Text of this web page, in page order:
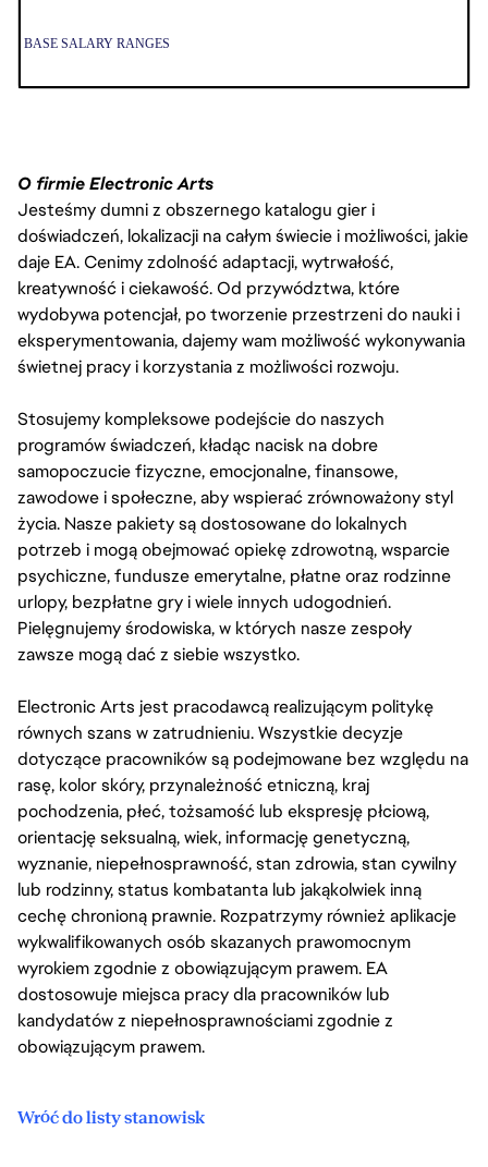
BASE SALARY RANGES
THE PAY IS JUST ONE PART OF THE OVERALL COMPENSATION AT EA.
WE ALSO OFFER A PACKAGE OF BENEFITS INCLUDING 80 HOURS PER
YEAR OF SICK TIME (PRORATED BASED ON SCHEDULED HOURS PER
WEEK IF LESS THAN FULL-TIME), 16 PAID COMPANY HOLIDAYS PER
YEAR, MEDICAL INSURANCE, AND 401(K).
O firmie Electronic Arts
Jesteśmy dumni z obszernego katalogu gier i
doświadczeń, lokalizacji na całym świecie i możliwości, jakie
daje EA. Cenimy zdolność adaptacji, wytrwałość,
kreatywność i ciekawość. Od przywództwa, które
wydobywa potencjał, po tworzenie przestrzeni do nauki i
eksperymentowania, dajemy wam możliwość wykonywania
świetnej pracy i korzystania z możliwości rozwoju.
Stosujemy kompleksowe podejście do naszych
programów świadczeń, kładąc nacisk na dobre
samopoczucie fizyczne, emocjonalne, finansowe,
zawodowe i społeczne, aby wspierać zrównoważony styl
życia. Nasze pakiety są dostosowane do lokalnych
potrzeb i mogą obejmować opiekę zdrowotną, wsparcie
psychiczne, fundusze emerytalne, płatne oraz rodzinne
urlopy, bezpłatne gry i wiele innych udogodnień.
Pielęgnujemy środowiska, w których nasze zespoły
zawsze mogą dać z siebie wszystko.
Electronic Arts jest pracodawcą realizującym politykę
równych szans w zatrudnieniu. Wszystkie decyzje
dotyczące pracowników są podejmowane bez względu na
rasę, kolor skóry, przynależność etniczną, kraj
pochodzenia, płeć, tożsamość lub ekspresję płciową,
orientację seksualną, wiek, informację genetyczną,
wyznanie, niepełnosprawność, stan zdrowia, stan cywilny
lub rodzinny, status kombatanta lub jakąkolwiek inną
cechę chronioną prawnie. Rozpatrzymy również aplikacje
wykwalifikowanych osób skazanych prawomocnym
wyrokiem zgodnie z obowiązującym prawem. EA
dostosowuje miejsca pracy dla pracowników lub
kandydatów z niepełnosprawnościami zgodnie z
obowiązującym prawem.
Wróć do listy stanowisk